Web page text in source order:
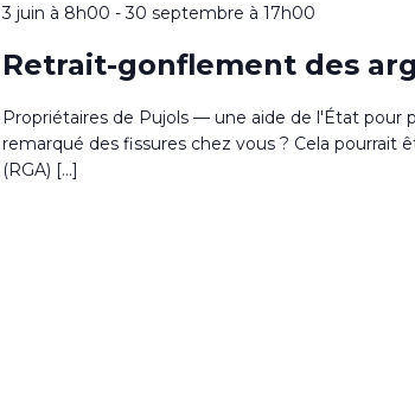
3 juin à 8h00 -30 septembre à 17h00
Retrait-gonflement des
Propriétaires de Pujols — une aide de l'État pour
remarqué des fissures chez vous ? Cela pourrait
(RGA) […]